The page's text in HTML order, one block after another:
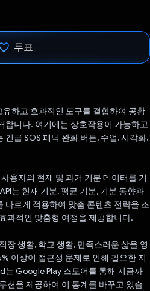
투표
하고 효과적인 도구를 결합하여 공황
합니다. 여기에는 상호작용이 가능하고
급 SOS 패닉 완화 버튼, 수업, 시각화,
용자의 현재 및 과거 기분 데이터를 기
는 현재 기분, 평균 기분, 기분 동향과
다르게 적용하여 맞춤 콘텐츠 전략을 조
과적인 맞춤형 여정을 제공합니다.
장 생활, 학교 생활, 만족스러운 삶을 영
이상이 접근성 문제로 인해 필요한 지
는 Google Play 스토어를 통해 지금까
션을 제공하여 이 통계를 바꾸고 있습